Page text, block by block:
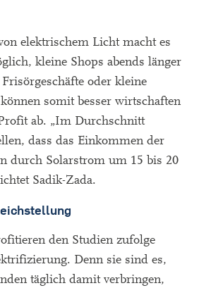
elektrischem Licht macht es
kleine Shops abends länger
oder kleine
somit besser wirtschaften
ab. „Im Durchschnitt
dass das Einkommen der
durch Solarstrom um 15 bis 20
Sadik-Zada.
den Studien zufolge
Denn sie sind es,
täglich damit verbringen,